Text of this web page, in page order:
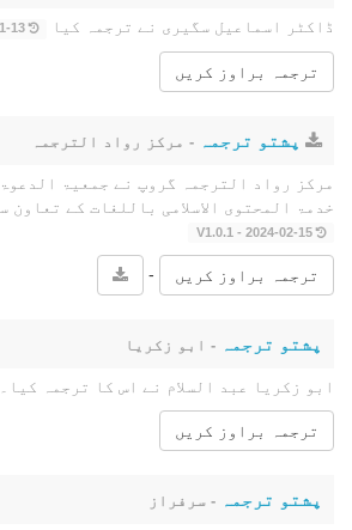
ڈاکٹر اسماعیل سگیری نے ترجمہ کیا 2022-01-13 - V1.0.0
ترجمہ براوز کریں
پشتو ترجمہ - مرکز رواد الترجمہ
مرکز رواد الترجمہ گروپ نے جمعیۃ
خدمۃ المحتوى الاسلامی باللغات کے تعاون
2024-02-15 - V1.0.1
ترجمہ براوز کریں -
پشتو ترجمہ - ابو زکریا
ابو زکریا عبد السلام نے اس کا ترجمہ کیا۔
ترجمہ براوز کریں
پشتو ترجمہ - سرفراز